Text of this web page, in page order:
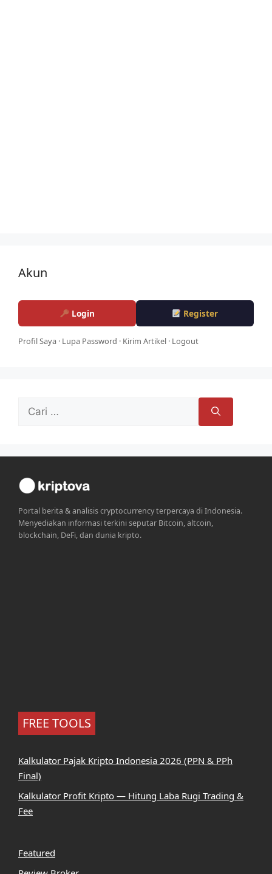
Akun
Login Register
Profil Saya · Lupa Password · Kirim Artikel · Logout
Cari
Portal berita & analisis cryptocurrency terpercaya di Indonesia.
Menyediakan informasi terkini seputar Bitcoin, altcoin,
blockchain, DeFi, dan dunia kripto.
FREE TOOLS
Kalkulator Pajak Kripto Indonesia 2026 (PPN & PPh
Final)
Kalkulator Profit Kripto — Hitung Laba Rugi Trading &
Fee
Featured